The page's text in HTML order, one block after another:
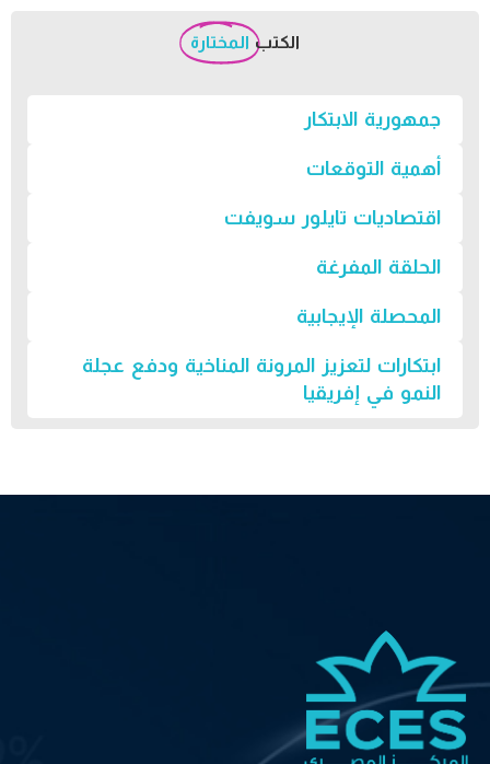
الكتب المختارة
جمهورية الابتكار
أهمية التوقعات
اقتصاديات تايلور سويفت
الحلقة المفرغة
المحصلة الإيجابية
ابتكارات لتعزيز المرونة المناخية ودفع عجلة
النمو في إفريقيا